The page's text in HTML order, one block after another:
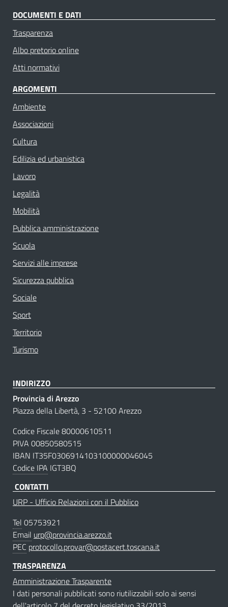
DOCUMENTI E DATI
Trasparenza
Albo pretorio online
Atti normativi
ARGOMENTI
Ambiente
Associazioni
Cultura
Edilizia ed urbanistica
Lavoro
Legalità
Mobilità
Pubblica amministrazione
Scuola
Servizi alle imprese
Sicurezza pubblica
Sociale
Sport
Territorio
Turismo
INDIRIZZO
Provincia di Arezzo
Piazza della Libertà, 3 - 52100 Arezzo
Codice Fiscale 80000610511
PIVA 00850580515
IBAN IT35F0306914103100000046045
Codice IPA IGT3BQ
CONTATTI
URP - Ufficio Relazioni con il Pubblico
Tel 05753921
Email urp@provincia.arezzo.it
PEC protocollo.provar@postacert.toscana.it
TRASPARENZA
Amministrazione Trasparente
I dati personali pubblicati sono riutilizzabili solo ai sensi